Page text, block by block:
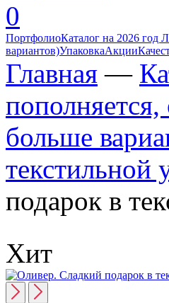
0
ПортфолиоКаталог на 2026 год
вариантов)УпаковкаАкции
Главная —
больше
текстильной
подарок в
Хит